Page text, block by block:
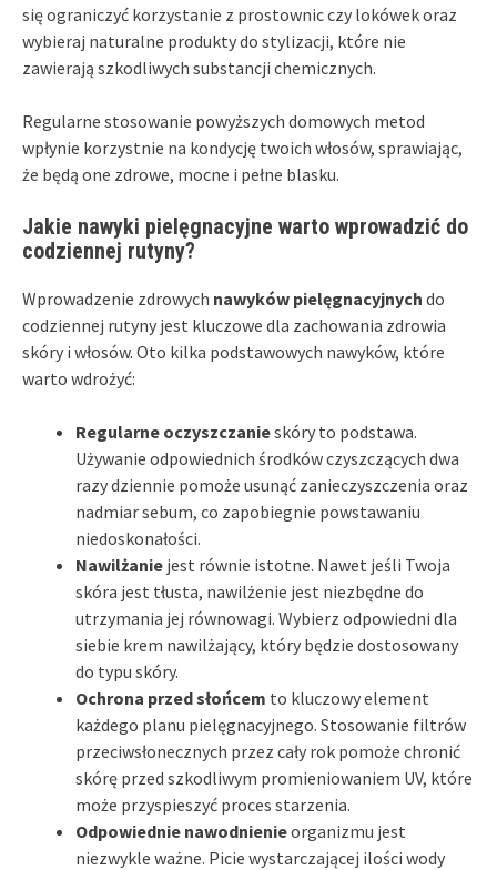
się ograniczyć korzystanie z prostownic czy lokówek oraz
wybieraj naturalne produkty do stylizacji, które nie
zawierają szkodliwych substancji chemicznych.
Regularne stosowanie powyższych domowych metod
wpłynie korzystnie na kondycję twoich włosów, sprawiając,
że będą one zdrowe, mocne i pełne blasku.
Jakie nawyki pielęgnacyjne warto wprowadzić do
codziennej rutyny?
Wprowadzenie zdrowych nawyków pielęgnacyjnych do
codziennej rutyny jest kluczowe dla zachowania zdrowia
skóry i włosów. Oto kilka podstawowych nawyków, które
warto wdrożyć:
Regularne oczyszczanieskóry to podstawa.
Używanie odpowiednich środków czyszczących dwa
razy dziennie pomoże usunąć zanieczyszczenia oraz
nadmiar sebum, co zapobiegnie powstawaniu
niedoskonałości.
Nawilżanie jest równie istotne. Nawet jeśli Twoja
skóra jest tłusta, nawilżenie jest niezbędne do
utrzymania jej równowagi. Wybierz odpowiedni dla
siebie krem nawilżający, który będzie dostosowany
do typu skóry.
Ochrona przed słońcem to kluczowy element
każdego planu pielęgnacyjnego. Stosowanie filtrów
przeciwsłonecznych przez cały rok pomoże chronić
skórę przed szkodliwym promieniowaniem UV, które
może przyspieszyć proces starzenia.
Odpowiednie nawodnienieorganizmu jest
niezwykle ważne. Picie wystarczającej ilości wody